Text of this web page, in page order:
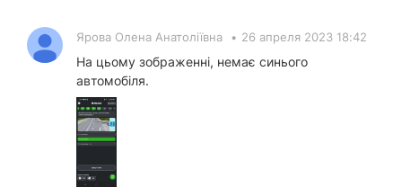
Ярова Олена Анатоліївна • 26 апреля 2023 18:42
На цьому зображенні, немає синього
автомобіля.